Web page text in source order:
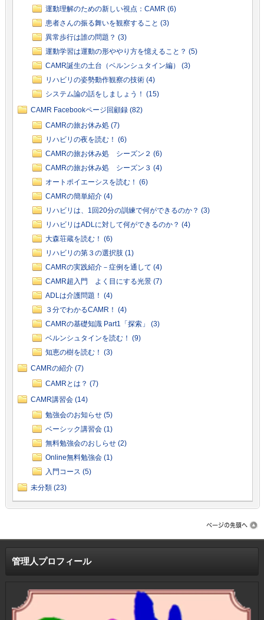
運動理解のための新しい視点：CAMR (6)
患者さんの振る舞いを観察すること (3)
異常歩行は誰の問題？ (3)
運動学習は運動の形ややり方を憶えること？ (5)
CAMR誕生の土台（ベルンシュタイン編） (3)
リハビリの姿勢動作観察の技術 (4)
システム論の話をしましょう！ (15)
CAMR Facebookページ回顧録 (82)
CAMRの旅お休み処 (7)
リハビリの夜を読む！ (6)
CAMRの旅お休み処 シーズン２ (6)
CAMRの旅お休み処 シーズン３ (4)
オートポイエーシスを読む！ (6)
CAMRの簡単紹介 (4)
リハビリは、1回20分の訓練で何ができるのか？ (3)
リハビリはADLに対して何ができるのか？ (4)
大森荘蔵を読む！ (6)
リハビリの第３の選択肢 (1)
CAMRの実践紹介－症例を通して (4)
CAMR超入門 よく目にする光景 (7)
ADLは介護問題！ (4)
３分でわかるCAMR！ (4)
CAMRの基礎知識 Part1「探索」 (3)
ベルンシュタインを読む！ (9)
知恵の樹を読む！ (3)
CAMRの紹介 (7)
CAMRとは？ (7)
CAMR講習会 (14)
勉強会のお知らせ (5)
ベーシック講習会 (1)
無料勉強会のおしらせ (2)
Online無料勉強会 (1)
入門コース (5)
未分類 (23)
管理人プロフィール